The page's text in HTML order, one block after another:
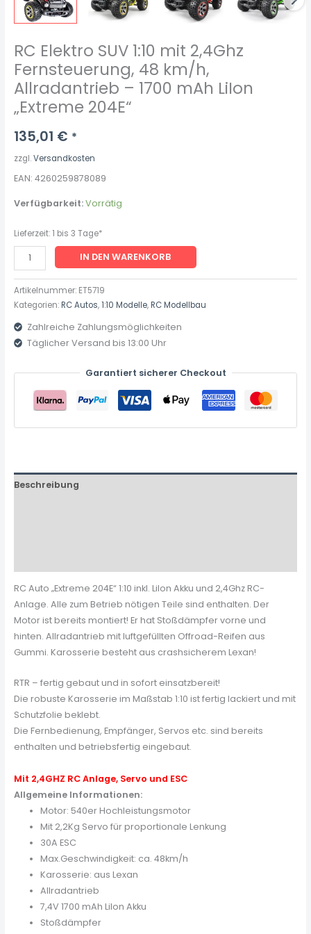
RC Elektro SUV 1:10 mit 2,4Ghz
Fernsteuerung, 48 km/h,
Allradantrieb – 1700 mAh LiIon
„Extreme 204E“
135,01 € *
zzgl.Versandkosten
EAN: 4260259878089
Verfügbarkeit:Vorrätig
Lieferzeit:1 bis 3 Tage*
"Extreme
204E"
IN DEN WARENKORB
Artikelnummer: ET5719
Kategorien:RC Autos,1:10 Modelle,RC Modellbau
Zahlreiche Zahlungsmöglichkeiten
Täglicher Versand bis 13:00 Uhr
Garantiert sicherer Checkout
Beschreibung
RC Auto „Extreme 204E“ 1:10 inkl. LiIon Akku und 2,4Ghz RC-
Anlage. Alle zum Betrieb nötigen Teile sind enthalten. Der
Motor ist bereits montiert! Er hat Stoßdämpfer vorne und
hinten. Allradantrieb mit luftgefüllten Offroad-Reifen aus
Gummi. Karosserie besteht aus crashsicherem Lexan!
RTR – fertig gebaut und in sofort einsatzbereit!
Die robuste Karosserie im Maßstab 1:10 ist fertig lackiert und mit
Schutzfolie beklebt.
Die Fernbedienung, Empfänger, Servos etc. sind bereits
enthalten und betriebsfertig eingebaut.
Mit 2,4GHZ RC Anlage, Servo und ESC
Allgemeine Informationen:
Motor: 540er Hochleistungsmotor
Mit 2,2Kg Servo für proportionale Lenkung
30A ESC
Max.Geschwindigkeit: ca. 48km/h
Karosserie: aus Lexan
Allradantrieb
7,4V 1700 mAh LiIon Akku
Stoßdämpfer